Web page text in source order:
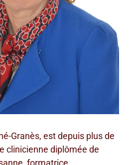
Granès, est depuis plus de
clinicienne diplômée de
formatrice